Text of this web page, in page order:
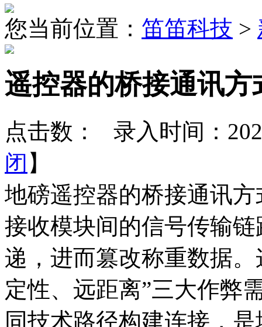
您当前位置： 笛笛科技 >
遥控器的桥接通讯方
点击数：
录入时间：
闭 】
地磅遥控器的桥接通讯
接收模块间的信号传输
递，进而篡改称重数据
定性、远距离”三大作弊
同技术路径构建连接，